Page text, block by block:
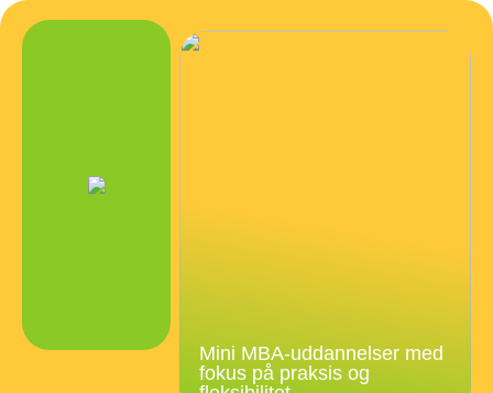
Mini MBA-uddannelser med
fokus på praksis og